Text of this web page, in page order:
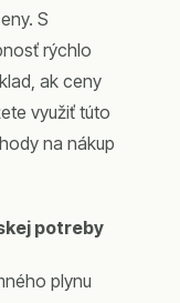
S
rýchlo
ak ceny
využiť túto
na nákup
potreby
plynu